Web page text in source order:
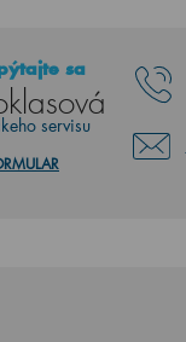
sa
servisu